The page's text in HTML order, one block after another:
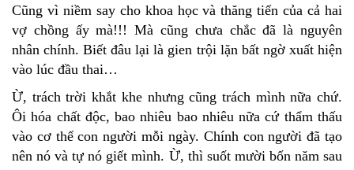
Cũng vì niềm say cho khoa học và thăng tiến của cả hai
vợ chồng ấy mà!!! Mà cũng chưa chắc đã là nguyên
nhân chính. Biết đâu lại là gien trội lặn bất ngờ xuất hiện
vào lúc đầu thai…
Ừ, trách trời khắt khe nhưng cũng trách mình nữa chứ.
Ôi hóa chất độc, bao nhiêu bao nhiêu nữa cứ thẩm thấu
vào cơ thể con người mỗi ngày. Chính con người đã tạo
nên nó và tự nó giết mình. Ừ, thì suốt mười bốn năm sau